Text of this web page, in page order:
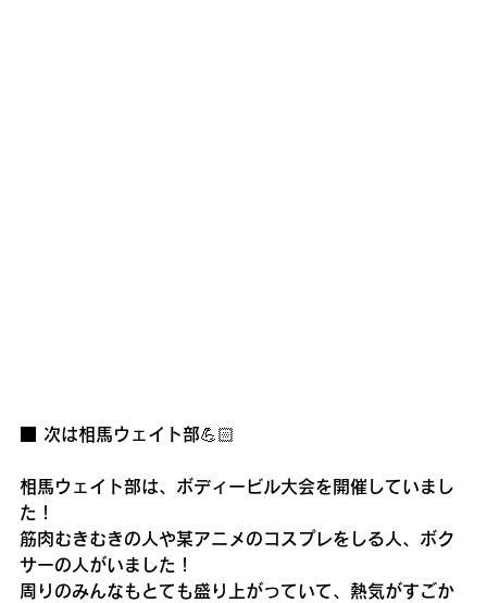
■ 次は相馬ウェイト部💪🏻
相馬ウェイト部は、ボディービル大会を開催していまし
た！
筋肉むきむきの人や某アニメのコスプレをしる人、ボク
サーの人がいました！
周りのみんなもとても盛り上がっていて、熱気がすごか